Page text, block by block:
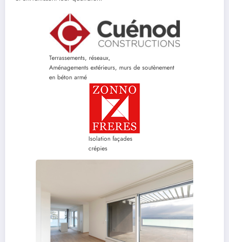
Terrassements, réseaux,
Aménagements extérieurs, murs de soutènement
en béton armé
Isolation façades
crépies